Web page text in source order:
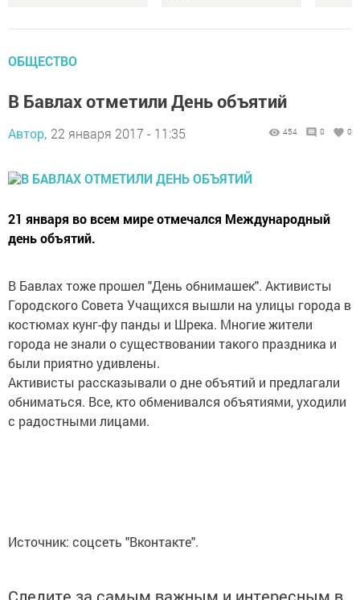
ОБЩЕСТВО
В Бавлах отметили День объятий
Автор, 22 января 2017 - 11:35 454 0 0
21 января во всем мире отмечался Международный
день объятий.
В Бавлах тоже прошел "День обнимашек". Активисты
Городского Совета Учащихся вышли на улицы города в
костюмах кунг-фу панды и Шрека. Многие жители
города не знали о существовании такого праздника и
были приятно удивлены.
Активисты рассказывали о дне объятий и предлагали
обниматься. Все, кто обменивался объятиями, уходили
с радостными лицами.
Источник: соцсеть "Вконтакте".